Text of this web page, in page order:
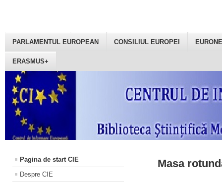
PARLAMENTUL EUROPEAN CONSILIUL EUROPEI
ERASMUS+
Pagina de start CIE
Despre CIE
Masa